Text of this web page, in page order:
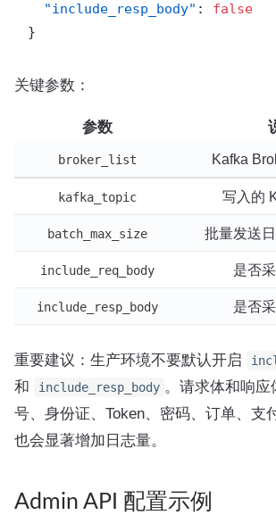
"include_resp_body" :
false
}
关键参数：
参数
broker_list Kafka
kafka_topic 写入的
batch_max_size 批量发送
include_req_body 是否
include_resp_body 是否
重要建议：生产环境不要默认开启
和 include_resp_body 。请求体和响
号、身份证、Token、密码、订单、支
也会显著增加日志量。
Admin API 配置示例